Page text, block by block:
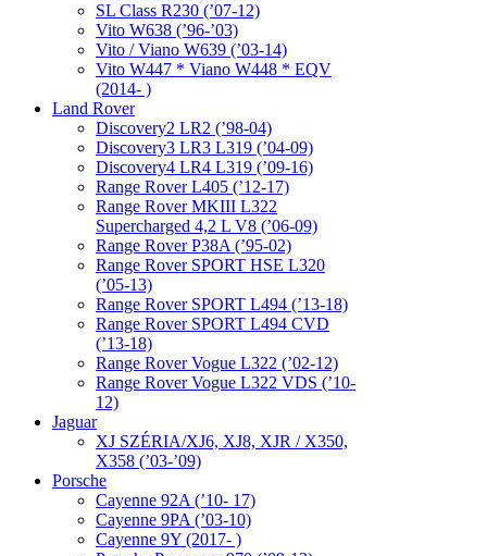
SL Class R230 (’07-12)
Vito W638 (’96-’03)
Vito / Viano W639 (’03-14)
Vito W447 * Viano W448 * EQV
(2014- )
Land Rover
Discovery2 LR2 (’98-04)
Discovery3 LR3 L319 (’04-09)
Discovery4 LR4 L319 (’09-16)
Range Rover L405 (’12-17)
Range Rover MKIII L322
Supercharged 4,2 L V8 (’06-09)
Range Rover P38A (’95-02)
Range Rover SPORT HSE L320
(’05-13)
Range Rover SPORT L494 (’13-18)
Range Rover SPORT L494 CVD
(’13-18)
Range Rover Vogue L322 (’02-12)
Range Rover Vogue L322 VDS (’10-
12)
Jaguar
XJ SZÉRIA/XJ6, XJ8, XJR / X350,
X358 (’03-’09)
Porsche
Cayenne 92A (’10- 17)
Cayenne 9PA (’03-10)
Cayenne 9Y (2017- )